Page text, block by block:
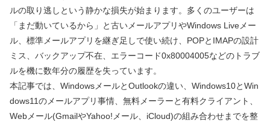
ルの取り逃しという静かな損失が始まります。多くのユーザーは
「まだ動いているから」と古いメールアプリやWindows Liveメー
ル、標準メールアプリを継ぎ足しで使い続け、POPとIMAPの設計
ミス、バックアップ不在、エラーコード0x80004005などのトラブ
ルを機に数年分の履歴を失っています。
本記事では、WindowsメールとOutlookの違い、Windows10とWin
dows11のメールアプリ事情、無料メーラーと有料クライアント、
Webメール(GmailやYahoo!メール、iCloud)の組み合わせまでを整